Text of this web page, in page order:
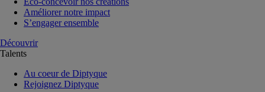
Améliorer notre impact
S’engager ensemble
Découvrir
Talents
Au coeur de Diptyque
Rejoignez Diptyque